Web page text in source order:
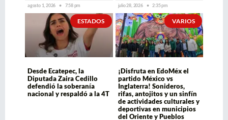
agosto 1, 2026 7:58 pm julio 28, 2026 2:35 pm
ESTADOS
Desde Ecatepec, la
Diputada Zaira Cedillo
defendió la soberanía
nacional y respaldó a la 4T
VARIOS
¡Disfruta en EdoMéx el
partido México vs
Inglaterra! Sonideros,
rifas, antojitos y un sinfín
de actividades culturales y
deportivas en municipios
del Oriente y Pueblos